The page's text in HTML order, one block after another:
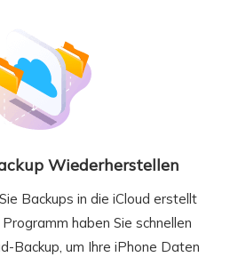
Wiederherstellen
Backups in die iCloud erstellt
haben Sie schnellen
Backup, um Ihre iPhone Daten